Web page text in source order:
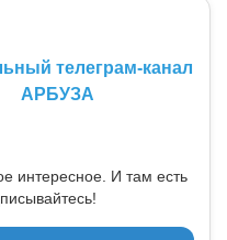
телеграм-канал
АРБУЗА
интересное. И там есть